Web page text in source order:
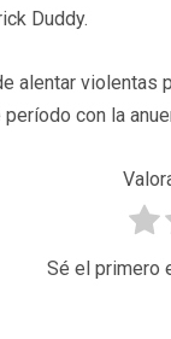
Duddy.
alentar violentas
con la
Sé el primero